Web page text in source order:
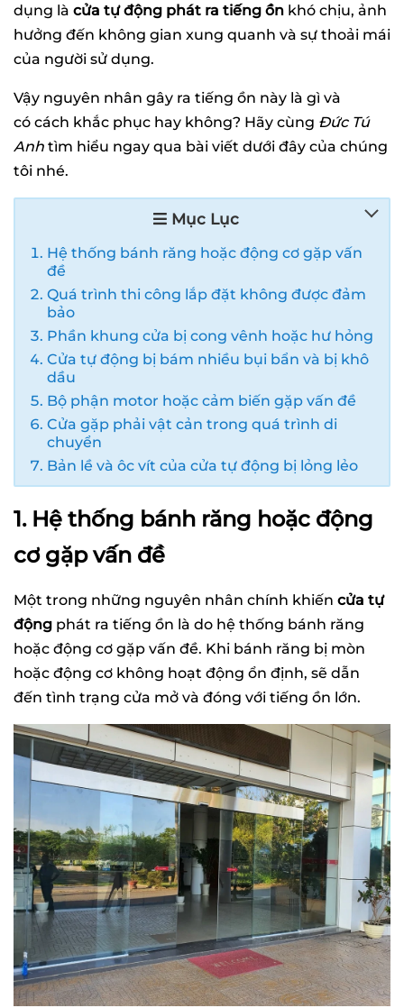
dụng là cửa tự động phát ra tiếng ồn khó chịu, ảnh
hưởng đến không gian xung quanh và sự thoải mái
của người sử dụng.
Vậy nguyên nhân gây ra tiếng ồn này là gì và
có cách khắc phục hay không? Hãy cùng Đức Tú
Anh tìm hiểu ngay qua bài viết dưới đây của chúng
tôi nhé.
Mục Lục
Hệ thống bánh răng hoặc động cơ gặp vấn
đề
Quá trình thi công lắp đặt không được đảm
bảo
Phần khung cửa bị cong vênh hoặc hư hỏng
Cửa tự động bị bám nhiều bụi bẩn và bị khô
dầu
Bộ phận motor hoặc cảm biến gặp vấn đề
Cửa gặp phải vật cản trong quá trình di
chuyển
Bản lề và ôc vít của cửa tự động bị lỏng lẻo
1. Hệ thống bánh răng hoặc động
cơ gặp vấn đề
Một trong những nguyên nhân chính khiến cửa tự
động phát ra tiếng ồn là do hệ thống bánh răng
hoặc động cơ gặp vấn đề. Khi bánh răng bị mòn
hoặc động cơ không hoạt động ổn định, sẽ dẫn
đến tình trạng cửa mở và đóng với tiếng ồn lớn.